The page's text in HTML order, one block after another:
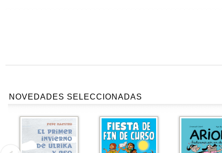
NOVEDADES SELECCIONADAS